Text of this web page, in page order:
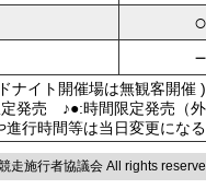
○
ナイト開催場は無観客
定発売 ♪●:時間限定発売
行時間等は当日変更にな
走施行者協議会 All rights